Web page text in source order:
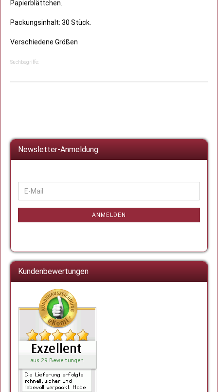
Papierblättchen.
Packungsinhalt: 30 Stück.
Verschiedene Größen
Suchbegriffe:
Newsletter-Anmeldung
WEITER
ZUR
NEWSLETTER-
E-
Mail
ANMELDEN
Kundenbewertungen